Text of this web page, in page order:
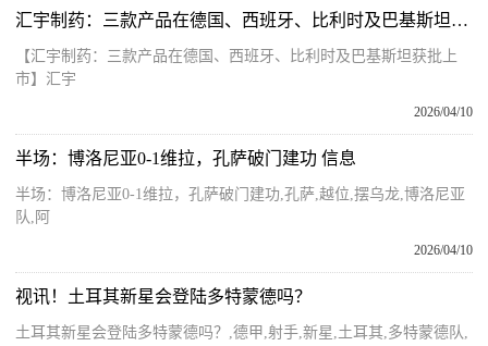
汇宇制药：三款产品在德国、西班牙、比利时及巴基斯坦获批上市
【汇宇制药：三款产品在德国、西班牙、比利时及巴基斯坦获批上
市】汇宇
2026/04/10
半场：博洛尼亚0-1维拉，孔萨破门建功 信息
半场：博洛尼亚0-1维拉，孔萨破门建功,孔萨,越位,摆乌龙,博洛尼亚
队,阿
2026/04/10
视讯！土耳其新星会登陆多特蒙德吗？
土耳其新星会登陆多特蒙德吗？,德甲,射手,新星,土耳其,多特蒙德队,